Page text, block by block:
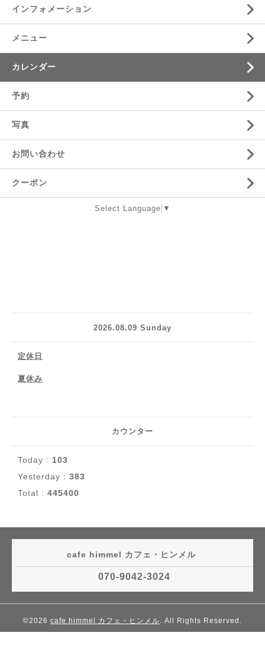
インフォメーション
メニュー
カレンダー
予約
写真
お問い合わせ
クーポン
Select Language ▼
2026.08.09 Sunday
定休日
夏休み
カウンター
Today : 103
Yesterday : 383
Total : 445400
cafe himmel カフェ・ヒンメル
070-9042-3024
©2026 cafe himmel カフェ・ヒンメル. All Rights Reserved.